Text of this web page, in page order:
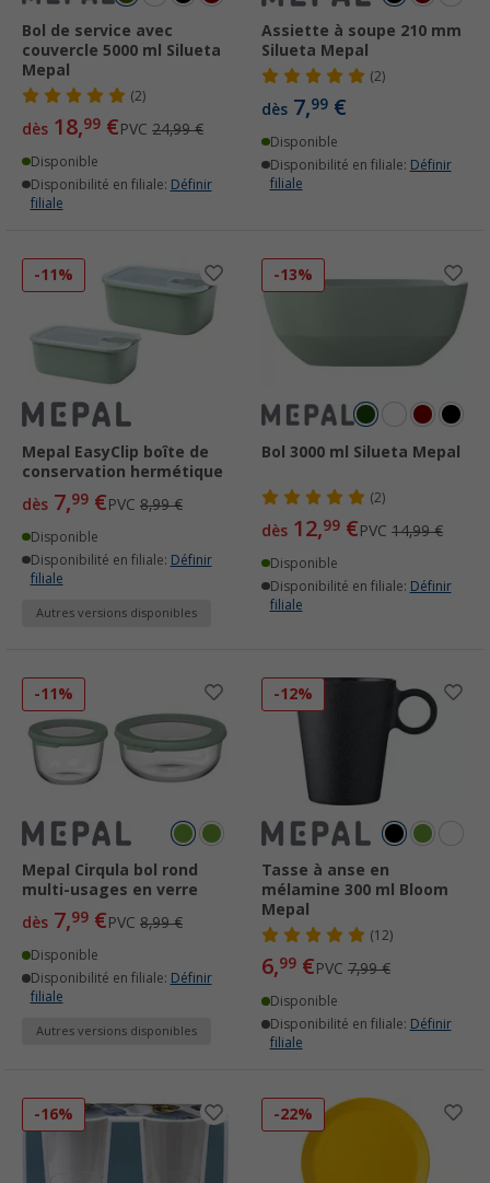
Bol de service avec
couvercle 5000 ml Silueta
Mepal
(2)
dès 18,99 €PVC 24,99 €
Disponible
Disponibilité en filiale: Définir
filiale
Assiette à soupe 210 mm
Silueta Mepal
(2)
dès 7,99 €
Disponible
Disponibilité en filiale: Définir
filiale
-11%
Mepal EasyClip boîte de
conservation hermétique
dès 7,99 €PVC 8,99 €
Disponible
Disponibilité en filiale: Définir
filiale
Autres versions disponibles
-13%
Bol 3000 ml Silueta Mepal
(2)
dès 12,99 €PVC 14,99 €
Disponible
Disponibilité en filiale: Définir
filiale
-11%
Mepal Cirqula bol rond
multi-usages en verre
dès 7,99 €PVC 8,99 €
Disponible
Disponibilité en filiale: Définir
filiale
Autres versions disponibles
-12%
Tasse à anse en
mélamine 300 ml Bloom
Mepal
(12)
6,99 €PVC 7,99 €
Disponible
Disponibilité en filiale: Définir
filiale
-16% -22%